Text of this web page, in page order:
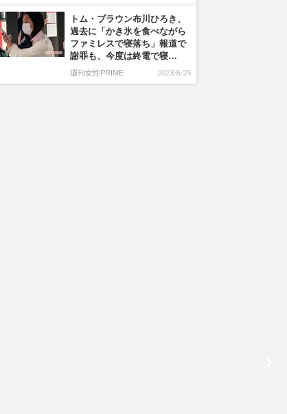
トム・ブラウン布川ひろき、
過去に「かき氷を食べながら
ファミレスで寝落ち」報道で
謝罪も、今度は終電で寝…
週刊女性PRIME 2023/6/29